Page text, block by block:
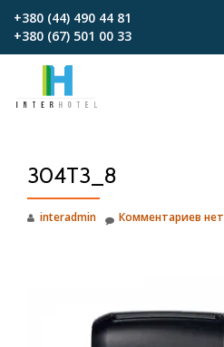
Перейти
содержимому
+380 (44) 490 44 81
+380 (67)‎‎ 501 00 33
304T3_8
interadmin Комментариев нет